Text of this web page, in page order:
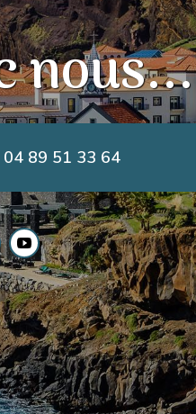
nous...
04 89 51 33 64